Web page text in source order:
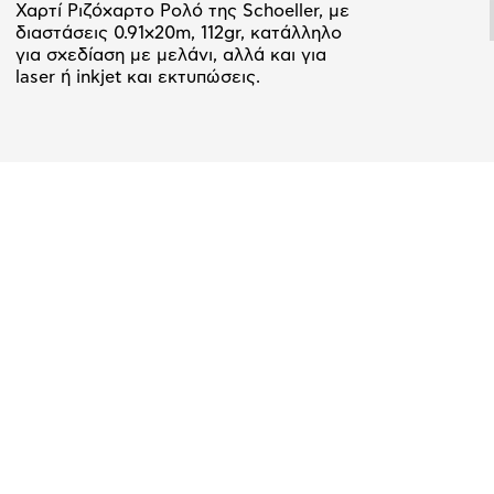
Χαρτί Ριζόχαρτο Ρολό της Schoeller, με
διαστάσεις 0.91x20m, 112gr, κατάλληλο
για σχεδίαση με μελάνι, αλλά και για
laser ή inkjet και εκτυπώσεις.